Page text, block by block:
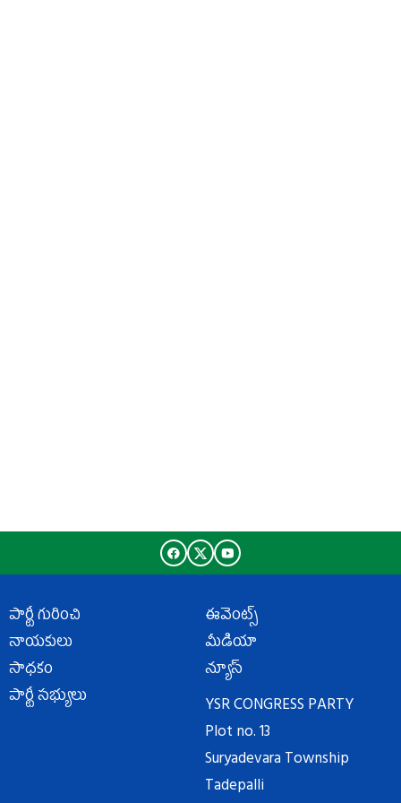
పార్టీ గురించి
నాయకులు
సాధకం
పార్టీ సభ్యులు
ఈవెంట్స్
మీడియా
న్యూస్
YSR CONGRESS PARTY
Plot no. 13
Suryadevara Township
Tadepalli